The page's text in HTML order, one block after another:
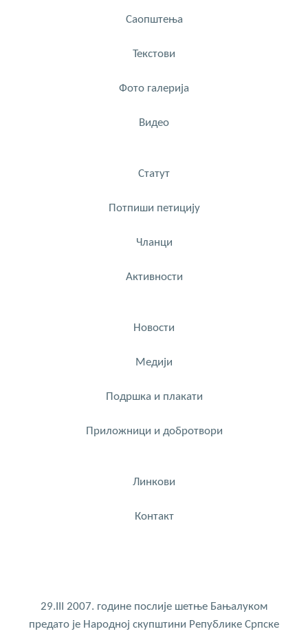
Саопштења
Текстови
Фото галерија
Видео
Статут
Потпиши петицију
Чланци
Активности
Новости
Медији
Подршка и плакати
Приложници и добротвори
Линкови
Контакт
29.III 2007. године послије шетње Бањалуком
предато је Народној скупштини Републике Српске